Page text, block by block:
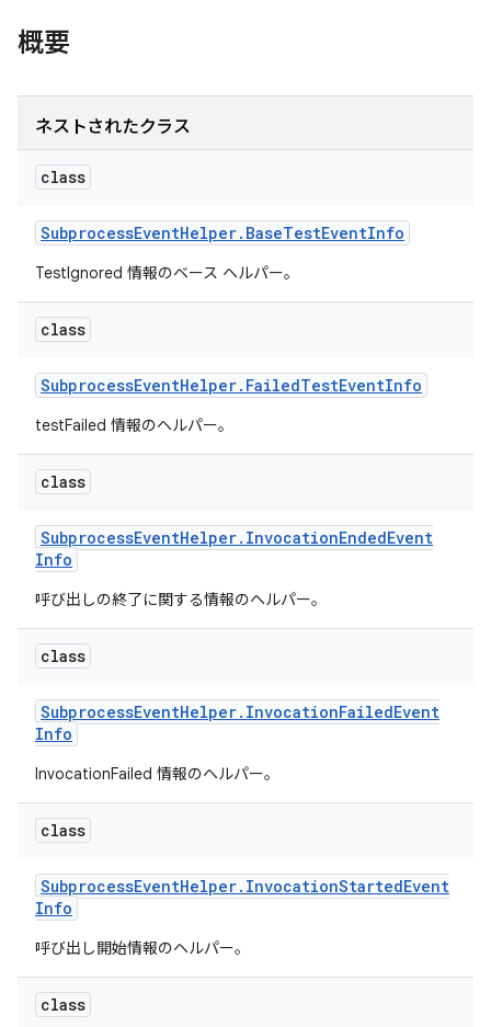
概要
ネストされたクラス
class
SubprocessEventHelper. BaseTestEventInfo
TestIgnored 情報のベース ヘルパー。
class
SubprocessEventHelper. FailedTestEventInfo
testFailed 情報のヘルパー。
class
SubprocessEventHelper. InvocationEndedEvent
Info
呼び出しの終了に関する情報のヘルパー。
class
SubprocessEventHelper. InvocationFailedEvent
Info
InvocationFailed 情報のヘルパー。
class
SubprocessEventHelper. InvocationStartedEvent
Info
呼び出し開始情報のヘルパー。
class